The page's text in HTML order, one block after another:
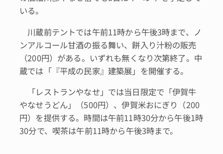
いる。
川蔵前テントでは午前11時から午後3時まで、ノ
ンアルコール甘酒の振る舞い、餅入り汁粉の販売
（200円）がある。いずれも無くなり次第終了。中
蔵では「『平成の民家』建築展」を開催する。
「レストランやなせ」では当日限定で「伊賀牛
やなせうどん」（500円）、伊賀米おにぎり（200
円）を提供する。時間は午前11時30分から午後1時
30分で、喫茶は午前11時から午後3時まで。